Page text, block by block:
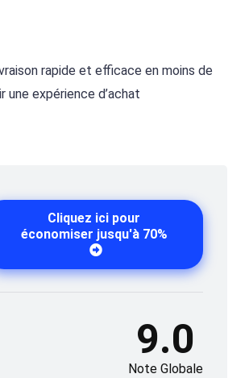
rapide et efficace en moins de
une expérience d’achat
Cliquez ici pour
économiser jusqu'à 70%
9.0
Note Globale